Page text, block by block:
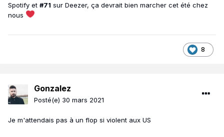
Spotify et #71 sur Deezer, ça devrait bien marcher cet été chez
nous
8
Gonzalez
Posté(e) 30 mars 2021
Je m'attendais pas à un flop si violent aux US